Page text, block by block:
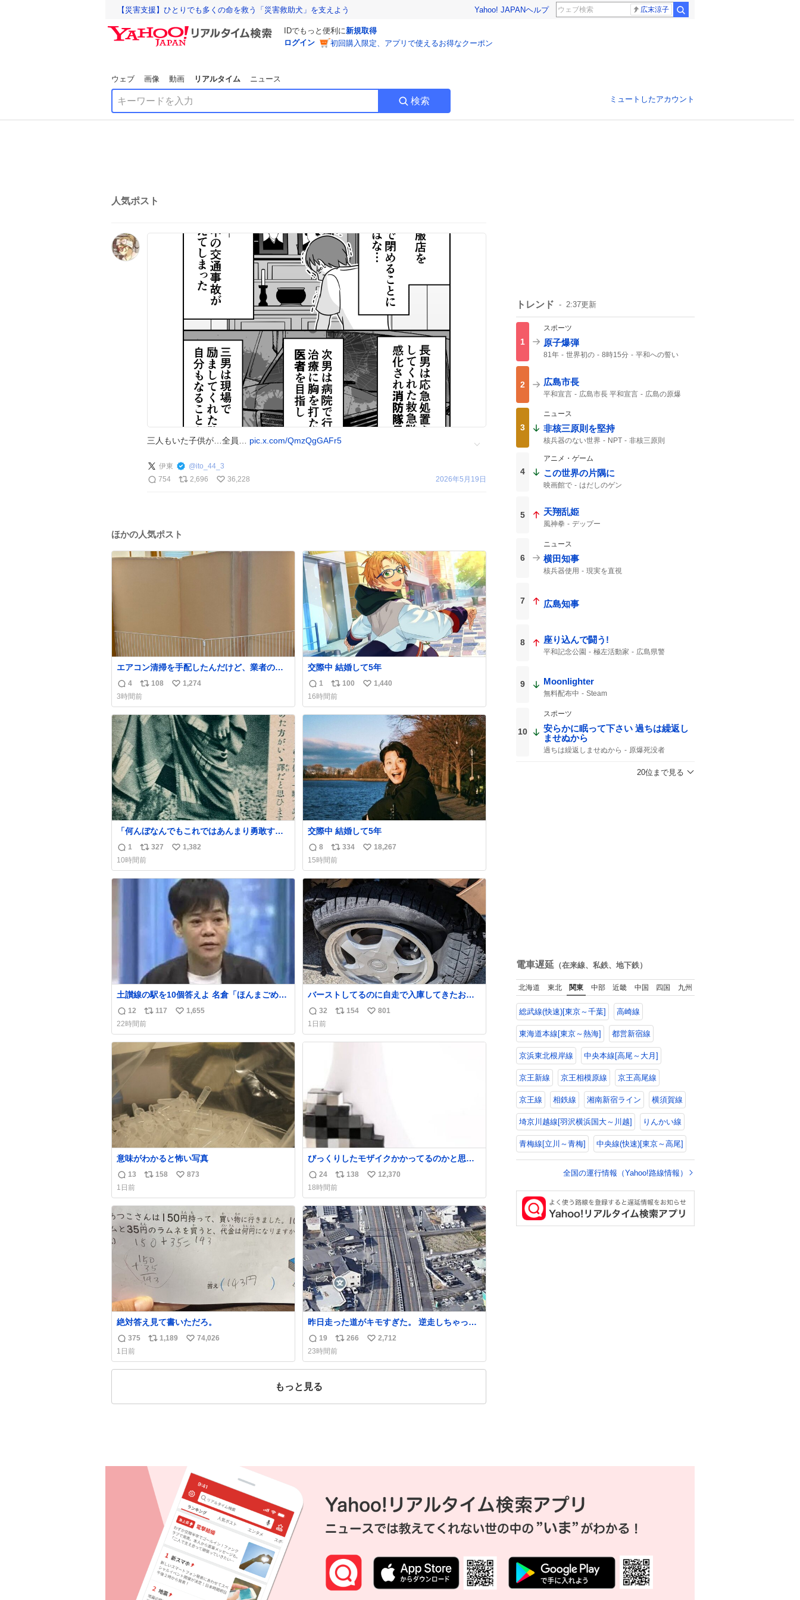
【災害支援】ひとりでも多くの命を救う「災害救助犬」を支えよう Yahoo! JAPANヘルプ 広末涼子
IDでもっと便利に新規取得
ログイン
初回購入限定、アプリで使えるお得なクーポン
ウェブ 画像 動画 リアルタイム ニュース
検索 ミュートしたアカウント
人気ポスト
三人もいた子供が…全員… pic.x.com/QmzQgGAFr5
伊東 @ito_44_3
754
2,696 36,228 2026年5月19日
ほかの人気ポスト
エアコン清掃を手配したんだけど、業者の方
にめっちゃ吠えるから隔離した。これでもう
安心だ。
返
信
数
4
リ
ポ
ス
ト
数
108
い
ね
数
1,274
3時間前
交際中 結婚して5年
返
信
数
1
リ
ポ
ス
数
100
い
ね
1,440
16時間前
「何んぼなんでもこれではあんまり勇敢すぎ
ます。」 女性の立ち振る舞い指南コーナー
で、大股を「下品」や「はしたない」という
言葉を使わず「勇敢すぎます」と洒落っ気た
っぷりにたしなめる当時の言葉選びよ 勇敢す
ぎます、使っていきたい… （昭和4年婦人倶
楽部新年号より）
返
信
数
1
リ
ポ
ス
327
い
ね
数
1,382
10時間前
交際中 結婚して5年
返
信
数
8
リ
ポ
ス
ト
数
334
い
ね
数
18,267
15時間前
土讃線の駅を10個答えよ 名倉「ほんまごめ
ん、」 ↑正解（御免駅）
返
信
数
12
リ
ポ
ス
ト
数
117
い
ね
数
1,655
22時間前
バーストしてるのに自走で入庫してきたお客
さん バーストしたならその場で動かないで助
け呼んで下さい😰 保険にロードサービス付い
てて金銭負担も無いんですから これで走る
と、壊さなくていい所まで壊しちゃいますか
返
信
数
32
リ
ス
154
い
ね
801
1日前
意味がわかると怖い写真
返
信
数
13
リ
ス
ト
数
158
い
ね
数
873
1日前
びっくりしたモザイクかかってるのかと思っ
た
返
信
数
24
リ
ポ
ス
ト
数
138
い
ね
数
12,370
18時間前
絶対答え見て書いただろ。
返
信
数
375
リ
ス
1,189
い
ね
74,026
1日前
昨日走った道がキモすぎた。 逆走しちゃった
かと思ったよ
返
信
数
19
リ
ポ
ス
266
い
ね
2,712
23時間前
もっと見る
トレンド 2:37更新
1
スポーツ
原子爆弾
81年 世界初の 8時15分
平和への誓い
2 広島市長
平和宣言 広島市長 平和宣言
広島の原爆
日本国憲法
3
ニュース
非核三原則を堅持
核兵器のない世界 NPT
非核三原則
4
アニメ・ゲーム
この世界の片隅に
映画館で はだしのゲン
5 天翔乱姫
風神拳 デップー
6
ニュース
横田知事
核兵器使用 現実を直視
7 広島知事
8 座り込んで闘う!
平和記念公園 極左活動家
広島県警
9 Moonlighter
無料配布中 Steam
10
スポーツ
安らかに眠って下さい 過ちは繰返し
ませぬから
過ちは繰返しませぬから 原爆死没者
20位まで見る
電車遅延 （在来線、私鉄、地下鉄）
北海道 東北 関東 中部 近畿 中国 四国 九州
総武線(快速)[東京～千葉] 高崎線
東海道本線[東京～熱海] 都営新宿線
京浜東北根岸線 中央本線[高尾～大月]
京王新線 京王相模原線 京王高尾線
京王線 相鉄線 湘南新宿ライン 横須賀線
埼京川越線[羽沢横浜国大～川越] りんかい線
青梅線[立川～青梅] 中央線(快速)[東京～高尾]
全国の運行情報（Yahoo!路線情報）